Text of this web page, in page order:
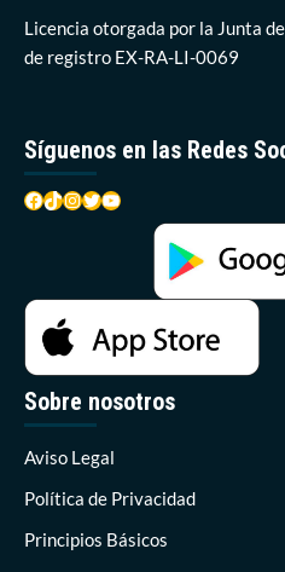
Licencia otorgada por la Junta
de registro EX-RA-LI-0069
Síguenos en las Redes
Facebook
TikTok
Instagram
Twitter
YouTube
Sobre nosotros
Aviso Legal
Política de Privacidad
Principios Básicos